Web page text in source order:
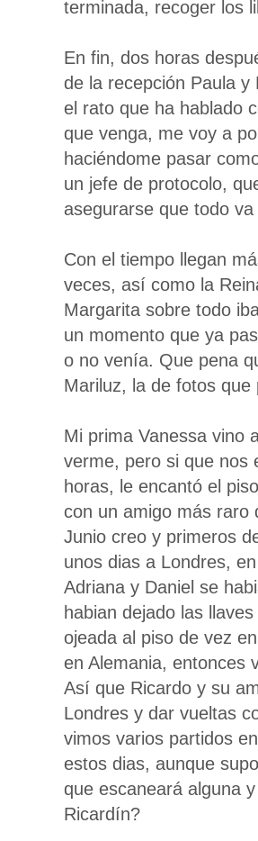
terminada, recoger los
En fin, dos horas
de la recepción Paula
el rato que ha hablado
que venga, me voy a
haciéndome pasar
un jefe de protocolo,
asegurarse que todo
Con el tiempo llegan
veces, así como la
Margarita sobre todo
un momento que ya
o no venía. Que pena
Mariluz, la de fotos
Mi prima Vanessa vino
verme, pero si que nos
horas, le encantó el
con un amigo más raro
Junio creo y primeros
unos dias a Londres,
Adriana y Daniel se
habian dejado las
ojeada al piso de vez
en Alemania, entonces
Así que Ricardo y su
Londres y dar vueltas
vimos varios partidos
estos dias, aunque
que escaneará alguna
Ricardín?